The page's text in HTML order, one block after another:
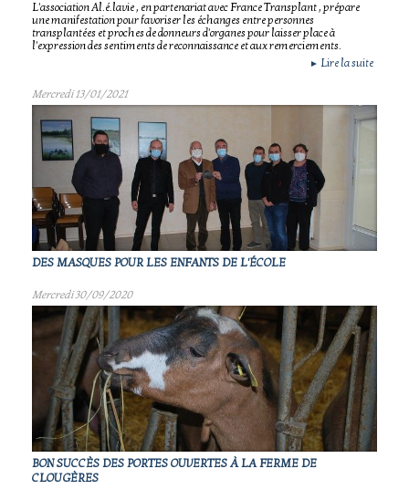
L'association Al.é.lavie , en partenariat avec France Transplant , prépare
une manifestation pour favoriser les échanges entre personnes
transplantées et proches de donneurs d'organes pour laisser place à
l'expression des sentiments de reconnaissance et aux remerciements.
► Lire la suite
Mercredi 13/01/2021
DES MASQUES POUR LES ENFANTS DE L'ÉCOLE
Mercredi 30/09/2020
BON SUCCÈS DES PORTES OUVERTES À LA FERME DE
CLOUGÈRES